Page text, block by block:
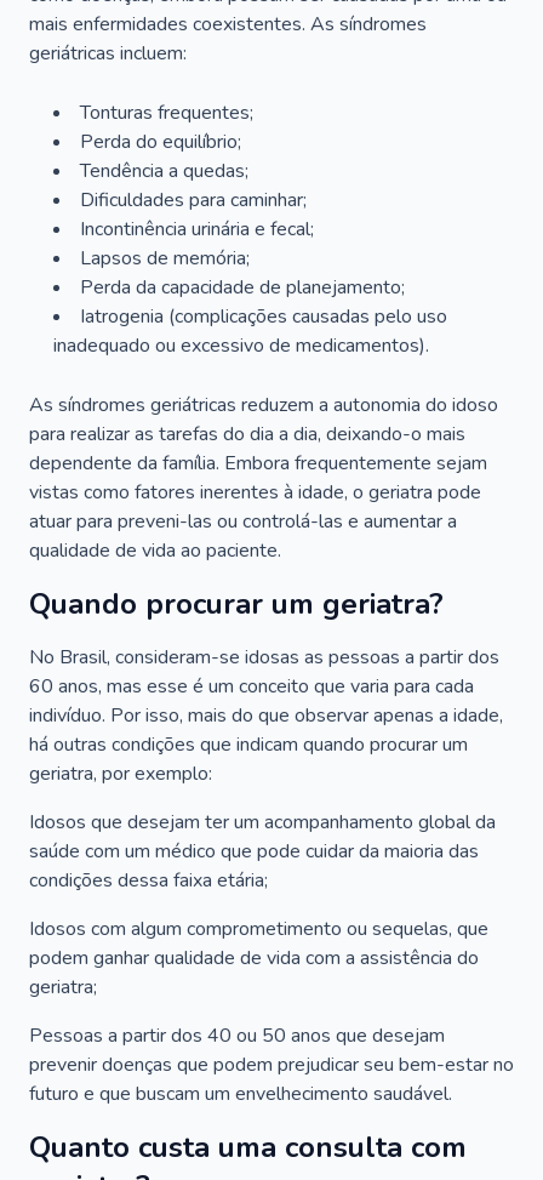
mais enfermidades coexistentes. As síndromes
geriátricas incluem:
Tonturas frequentes;
Perda do equilíbrio;
Tendência a quedas;
Dificuldades para caminhar;
Incontinência urinária e fecal;
Lapsos de memória;
Perda da capacidade de planejamento;
Iatrogenia (complicações causadas pelo uso
inadequado ou excessivo de medicamentos).
As síndromes geriátricas reduzem a autonomia do idoso
para realizar as tarefas do dia a dia, deixando-o mais
dependente da família. Embora frequentemente sejam
vistas como fatores inerentes à idade, o geriatra pode
atuar para preveni-las ou controlá-las e aumentar a
qualidade de vida ao paciente.
Quando procurar um geriatra?
No Brasil, consideram-se idosas as pessoas a partir dos
60 anos, mas esse é um conceito que varia para cada
indivíduo. Por isso, mais do que observar apenas a idade,
há outras condições que indicam quando procurar um
geriatra, por exemplo:
Idosos que desejam ter um acompanhamento global da
saúde com um médico que pode cuidar da maioria das
condições dessa faixa etária;
Idosos com algum comprometimento ou sequelas, que
podem ganhar qualidade de vida com a assistência do
geriatra;
Pessoas a partir dos 40 ou 50 anos que desejam
prevenir doenças que podem prejudicar seu bem-estar no
futuro e que buscam um envelhecimento saudável.
Quanto custa uma consulta com